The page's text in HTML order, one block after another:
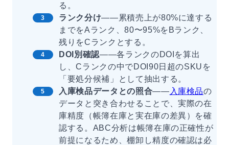
る。
ランク分け——累積売上が80%に達する
までをAランク、80〜95%をBランク、
残りをCランクとする。
DOI別確認——各ランクのDOIを算出
し、Cランクの中でDOI90日超のSKUを
「要処分候補」として抽出する。
入庫検品データとの照合—— 入庫検品の
データと突き合わせることで、実際の在
庫精度（帳簿在庫と実在庫の差異）を確
認する。ABC分析は帳簿在庫の正確性が
前提になるため、棚卸し精度の確認は必